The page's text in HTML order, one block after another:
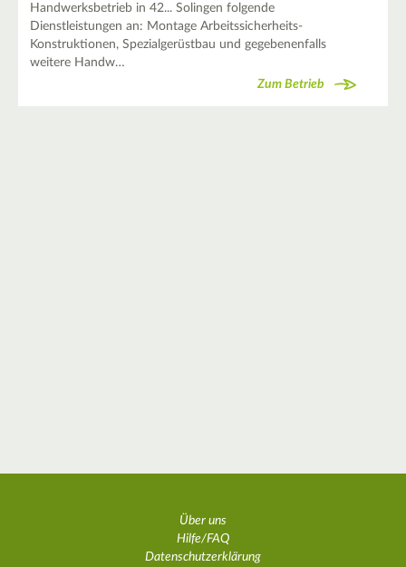
Handwerksbetrieb in 42... Solingen folgende
Dienstleistungen an: Montage Arbeitssicherheits-
Konstruktionen, Spezialgerüstbau und gegebenenfalls
weitere Handw…
Zum Betrieb
Über uns
Hilfe/FAQ
Datenschutzerklärung